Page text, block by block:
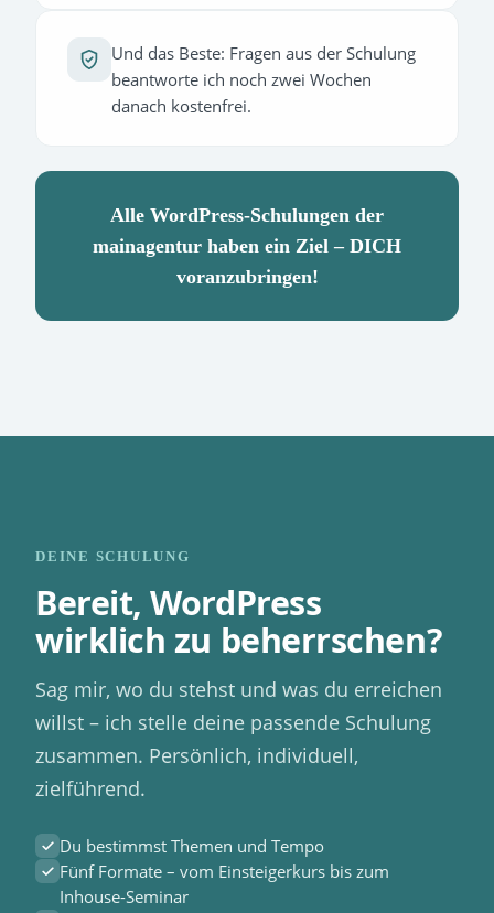
Und das Beste: Fragen aus der Schulung
beantworte ich noch zwei Wochen
danach kostenfrei.
Alle WordPress-Schulungen der
mainagentur haben ein Ziel – DICH
voranzubringen!
DEINE SCHULUNG
Bereit, WordPress
wirklich zu beherrschen?
Sag mir, wo du stehst und was du erreichen
willst – ich stelle deine passende Schulung
zusammen. Persönlich, individuell,
zielführend.
Du bestimmst Themen und Tempo
Fünf Formate – vom Einsteigerkurs bis zum
Inhouse-Seminar